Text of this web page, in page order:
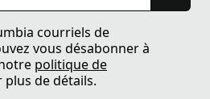
courriels de
vous désabonner à
politique de
plus de détails.